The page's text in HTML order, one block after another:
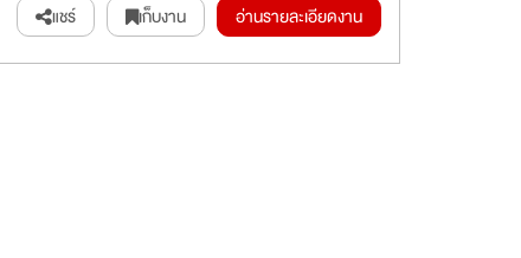
แชร์ เก็บงาน อ่านรายละเอียดงาน